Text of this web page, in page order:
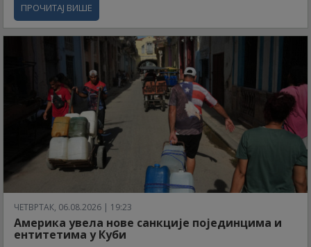
ПРОЧИТАЈ ВИШЕ
ЧЕТВРТАК, 06.08.2026 | 19:23
Америка увела нове санкције појединцима и
ентитетима у Куби